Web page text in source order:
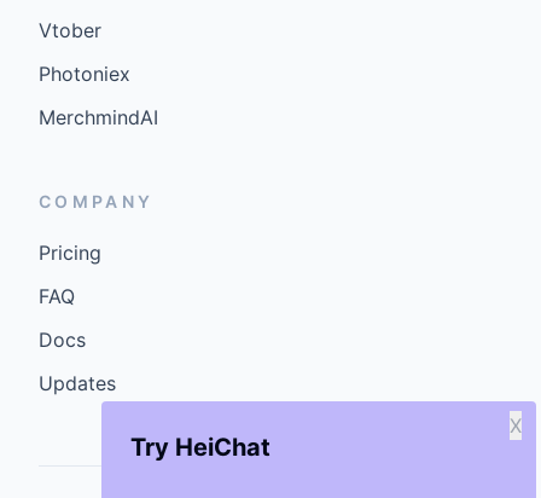
Try HeiChat
X
Vtober
Photoniex
MerchmindAI
COMPANY
Pricing
FAQ
Docs
Updates